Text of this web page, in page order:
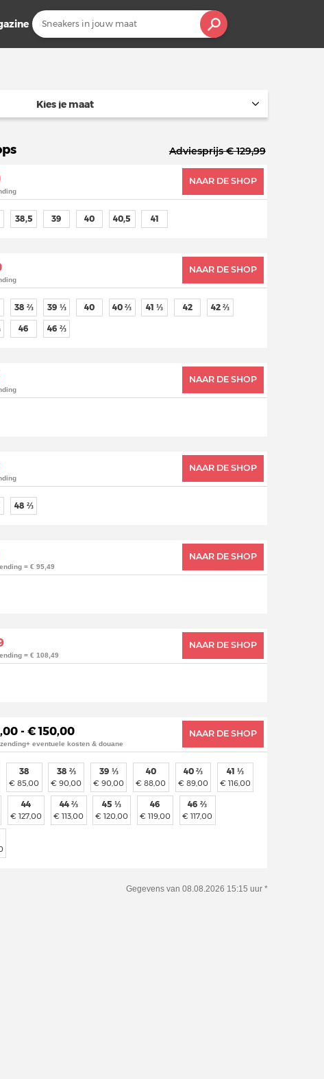
Kies je maat
Adviesprijs € 129,99
NAAR DE SHOP
38,5 39 40 40,5 41
NAAR DE SHOP
38 ⅔ 39 ⅓ 40 40 ⅔ 41 ⅓ 42 42 ⅔
46 46 ⅔
NAAR DE SHOP
NAAR DE SHOP
48 ⅔
= € 95,49
NAAR DE SHOP
= € 108,49
NAAR DE SHOP
- € 150,00
eventuele kosten & douane
NAAR DE SHOP
38
€ 85,00
38 ⅔
€ 90,00
39 ⅓
€ 90,00
40
€ 88,00
40 ⅔
€ 89,00
41 ⅓
€ 116,00
44
€ 127,00
44 ⅔
€ 113,00
45 ⅓
€ 120,00
46
€ 119,00
46 ⅔
€ 117,00
Gegevens van 08.08.2026 15:15 uur *